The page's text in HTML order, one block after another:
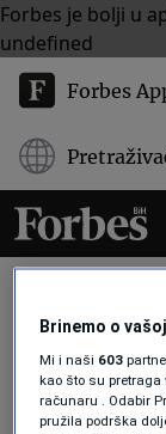
Forbes je bolji u
undefined
Forbes
STRANI
Brinemo o
Mi i naši 603
kao što su
računaru . Odabir
pružila podrška